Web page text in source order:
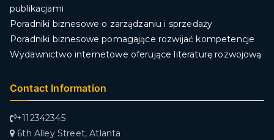
publikacjami
Poradniki biznesowe o zarządzaniu i sprzedaży
Poradniki biznesowe pomagające rozwijać kompetencje
Wydawnictwo internetowe oferujące literaturę rozwojową
Contact Information
+112342345
6th Alley Street, Atlanta